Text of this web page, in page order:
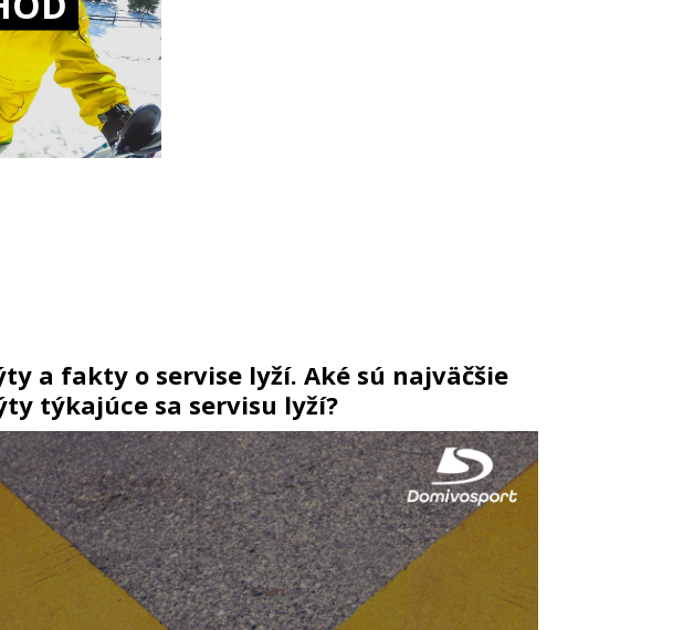
a fakty o servise lyží. Aké sú najväčšie
týkajúce sa servisu lyží?